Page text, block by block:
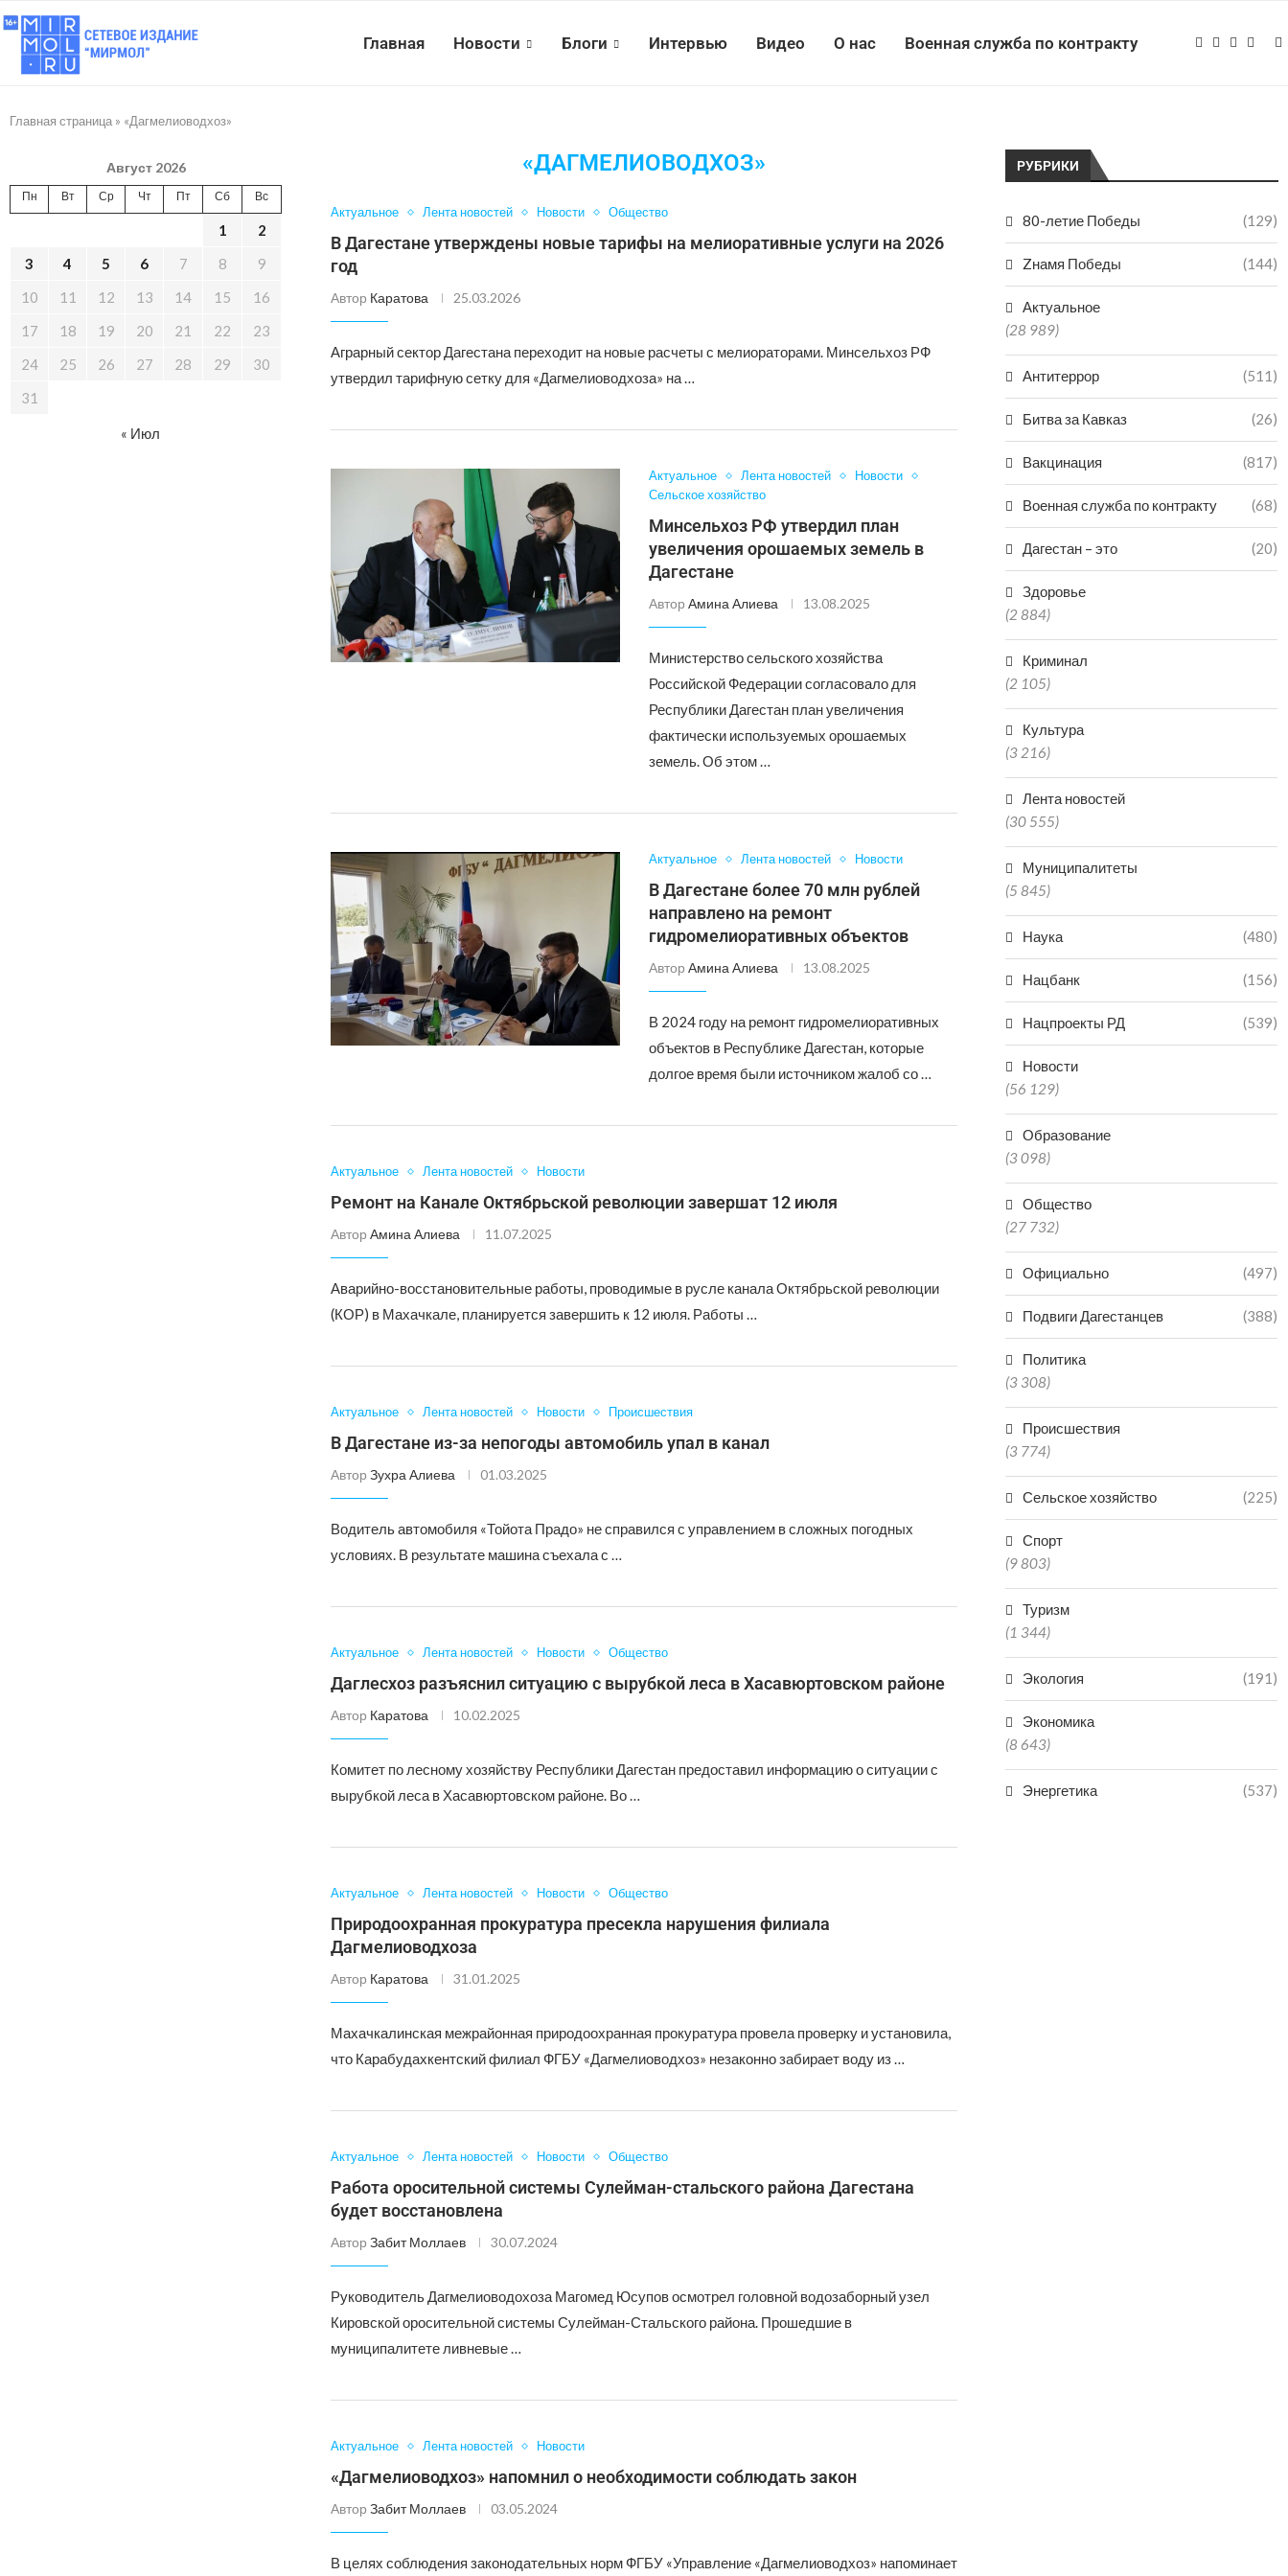
Главная Новости Блоги Интервью Видео О нас Военная служба по контракту
Главная страница » «Дагмелиоводхоз»
«ДАГМЕЛИОВОДХОЗ»
Актуальное Лента новостей Новости Общество
В Дагестане утверждены новые тарифы на мелиоративные услуги на 2026
год
Автор Каратова 25.03.2026
Аграрный сектор Дагестана переходит на новые расчеты с мелиораторами. Минсельхоз РФ
утвердил тарифную сетку для «Дагмелиоводхоза» на …
Актуальное Лента новостей
Новости
Сельское хозяйство
Минсельхоз РФ утвердил план
увеличения орошаемых земель в
Дагестане
АвторАмина Алиева 13.08.2025
Министерство сельского хозяйства
Российской Федерации согласовало для
Республики Дагестан план увеличения
фактически используемых орошаемых
земель. Об этом …
Актуальное Лента новостей Новости
В Дагестане более 70 млн рублей
направлено на ремонт
гидромелиоративных объектов
АвторАмина Алиева 13.08.2025
В 2024 году на ремонт гидромелиоративных
объектов в Республике Дагестан, которые
долгое время были источником жалоб со …
Актуальное Лента новостей Новости
Ремонт на Канале Октябрьской революции завершат 12 июля
Автор Амина Алиева 11.07.2025
Аварийно-восстановительные работы, проводимые в русле канала Октябрьской революции
(КОР) в Махачкале, планируется завершить к 12 июля. Работы …
Актуальное Лента новостей Новости Происшествия
В Дагестане из-за непогоды автомобиль упал в канал
Автор Зухра Алиева 01.03.2025
Водитель автомобиля «Тойота Прадо» не справился с управлением в сложных погодных
условиях. В результате машина съехала с …
Актуальное Лента новостей Новости Общество
Даглесхоз разъяснил ситуацию с вырубкой леса в Хасавюртовском районе
Автор Каратова 10.02.2025
Комитет по лесному хозяйству Республики Дагестан предоставил информацию о ситуации с
вырубкой леса в Хасавюртовском районе. Во …
Актуальное Лента новостей Новости Общество
Природоохранная прокуратура пресекла нарушения филиала
Дагмелиоводхоза
Автор Каратова 31.01.2025
Махачкалинская межрайонная природоохранная прокуратура провела проверку и установила,
что Карабудахкентский филиал ФГБУ «Дагмелиоводхоз» незаконно забирает воду из …
Актуальное Лента новостей Новости Общество
Работа оросительной системы Сулейман-стальского района Дагестана
будет восстановлена
Автор Забит Моллаев 30.07.2024
Руководитель Дагмелиоводохоза Магомед Юсупов осмотрел головной водозаборный узел
Кировской оросительной системы Сулейман-Стальского района. Прошедшие в
муниципалитете ливневые …
Актуальное Лента новостей Новости
«Дагмелиоводхоз» напомнил о необходимости соблюдать закон
Автор Забит Моллаев 03.05.2024
В целях соблюдения законодательных норм ФГБУ «Управление «Дагмелиоводхоз» напоминает
РУБРИКИ
80-летие Победы (129)
Zнамя Победы (144)
Актуальное
(28 989)
Антитеррор (511)
Битва за Кавказ (26)
Вакцинация (817)
Военная служба по контракту (68)
Дагестан – это (20)
Здоровье
(2 884)
Криминал
(2 105)
Культура
(3 216)
Лента новостей
(30 555)
Муниципалитеты
(5 845)
Наука (480)
Нацбанк (156)
Нацпроекты РД (539)
Новости
(56 129)
Образование
(3 098)
Общество
(27 732)
Официально (497)
Подвиги Дагестанцев (388)
Политика
(3 308)
Происшествия
(3 774)
Сельское хозяйство (225)
Спорт
(9 803)
Туризм
(1 344)
Экология (191)
Экономика
(8 643)
Энергетика (537)
Август 2026
Пн Вт Ср Чт Пт Сб Вс
1
2
3
4 5 6 7 8
9
10
11 12 13 14 15
16
17
18 19 20 21 22
23
24
25 26 27 28 29
30
31
« Июл